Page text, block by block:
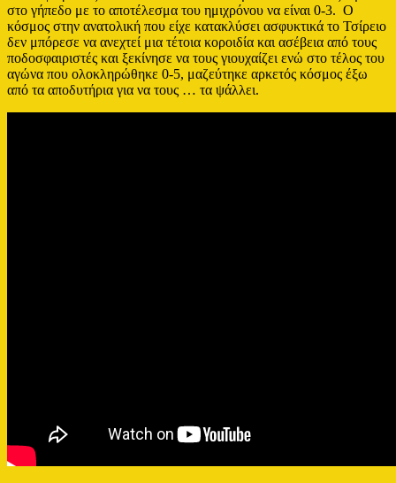
στο γήπεδο με το αποτέλεσμα του ημιχρόνου να είναι 0-3. Ο
κόσμος στην ανατολική που είχε κατακλύσει ασφυκτικά το Τσίρειο
δεν μπόρεσε να ανεχτεί μια τέτοια κοροιδία και ασέβεια από τους
ποδοσφαιριστές και ξεκίνησε να τους γιουχαίζει ενώ στο τέλος του
αγώνα που ολοκληρώθηκε 0-5, μαζεύτηκε αρκετός κόσμος έξω
από τα αποδυτήρια για να τους … τα ψάλλει.